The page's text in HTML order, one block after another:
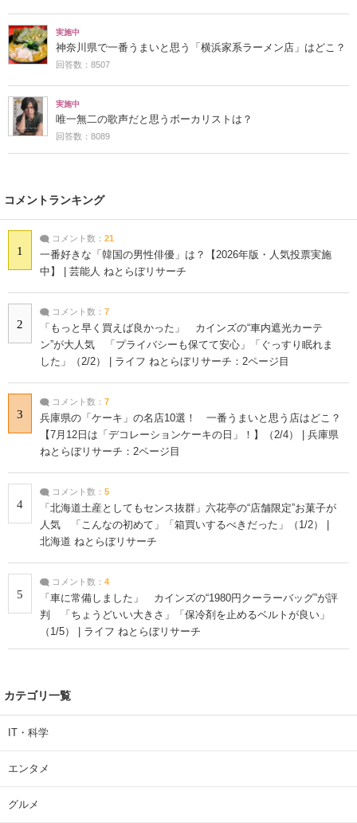
実施中
神奈川県で一番うまいと思う「横浜家系ラーメン店」はどこ？
回答数：8507
実施中
唯一無二の歌声だと思うボーカリストは？
回答数：8089
コメントランキング
1
コメント数： 21
一番好きな「韓国の男性俳優」は？【2026年版・人気投票実施
中】 | 芸能人 ねとらぼリサーチ
2
コメント数： 7
「もっと早く買えば良かった」 カインズの“車内遮光カーテ
ン”が大人気 「プライバシーも保てて安心」「ぐっすり眠れま
した」（2/2） | ライフ ねとらぼリサーチ：2ページ目
3
コメント数： 7
兵庫県の「ケーキ」の名店10選！ 一番うまいと思う店はどこ？
【7月12日は「デコレーションケーキの日」！】（2/4） | 兵庫県
ねとらぼリサーチ：2ページ目
4
コメント数： 5
「北海道土産としてもセンス抜群」六花亭の“店舗限定”お菓子が
人気 「こんなの初めて」「箱買いするべきだった」（1/2） |
北海道 ねとらぼリサーチ
5
コメント数： 4
「車に常備しました」 カインズの“1980円クーラーバッグ”が評
判 「ちょうどいい大きさ」「保冷剤を止めるベルトが良い」
（1/5） | ライフ ねとらぼリサーチ
カテゴリ一覧
IT・科学
エンタメ
グルメ